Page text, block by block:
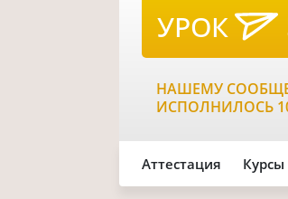
УРОК
НАШЕМУ
ИСПОЛНИЛОСЬ
Аттестация Курсы